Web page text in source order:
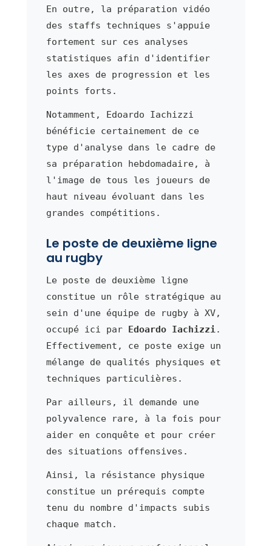
En outre, la préparation vidéo
des staffs techniques s'appuie
fortement sur ces analyses
statistiques afin d'identifier
les axes de progression et les
points forts.
Notamment, Edoardo Iachizzi
bénéficie certainement de ce
type d'analyse dans le cadre de
sa préparation hebdomadaire, à
l'image de tous les joueurs de
haut niveau évoluant dans les
grandes compétitions.
Le poste de deuxième ligne
au rugby
Le poste de deuxième ligne
constitue un rôle stratégique au
sein d'une équipe de rugby à XV,
occupé ici par Edoardo Iachizzi.
Effectivement, ce poste exige un
mélange de qualités physiques et
techniques particulières.
Par ailleurs, il demande une
polyvalence rare, à la fois pour
aider en conquête et pour créer
des situations offensives.
Ainsi, la résistance physique
constitue un prérequis compte
tenu du nombre d'impacts subis
chaque match.